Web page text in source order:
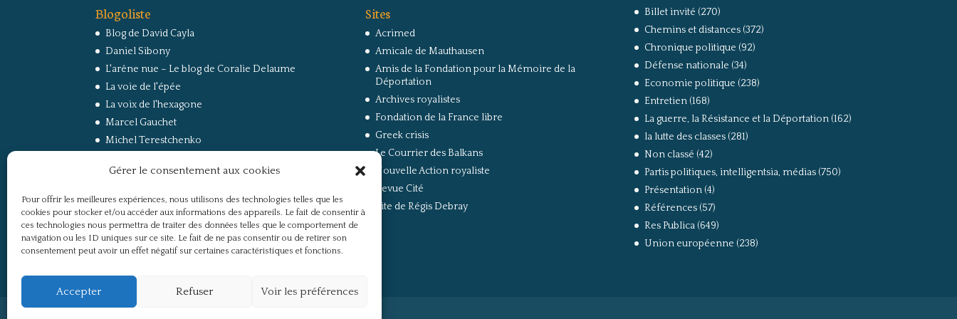
Gérer le consentement aux cookies
Pour offrir les meilleures expériences, nous utilisons des technologies telles que les
cookies pour stocker et/ou accéder aux informations des appareils. Le fait de consentir à
ces technologies nous permettra de traiter des données telles que le comportement de
navigation ou les ID uniques sur ce site. Le fait de ne pas consentir ou de retirer son
consentement peut avoir un effet négatif sur certaines caractéristiques et fonctions.
Accepter Refuser Voir les préférences
Blogoliste
Blog de David Cayla
Daniel Sibony
L'arêne nue – Le blog de Coralie Delaume
La voie de l'épée
La voix de l'hexagone
Marcel Gauchet
Michel Terestchenko
RussEurope – Le Carnet de Jacques Sapir sur la
Secret Défense
Un regard sur la Russie
Sites
Acrimed
Amicale de Mauthausen
Amis de la Fondation pour la Mémoire de la
Déportation
Archives royalistes
Fondation de la France libre
Greek crisis
Le Courrier des Balkans
Nouvelle Action royaliste
Revue Cité
Site de Régis Debray
Billet invité (270)
Chemins et distances(372)
Chronique politique (92)
Défense nationale (34)
Economie politique (238)
Entretien(168)
La guerre, la Résistance et la Déportation(162)
la lutte des classes(281)
Non classé (42)
Partis politiques, intelligentsia, médias(750)
Présentation(4)
Références(57)
Res Publica(649)
Union européenne (238)